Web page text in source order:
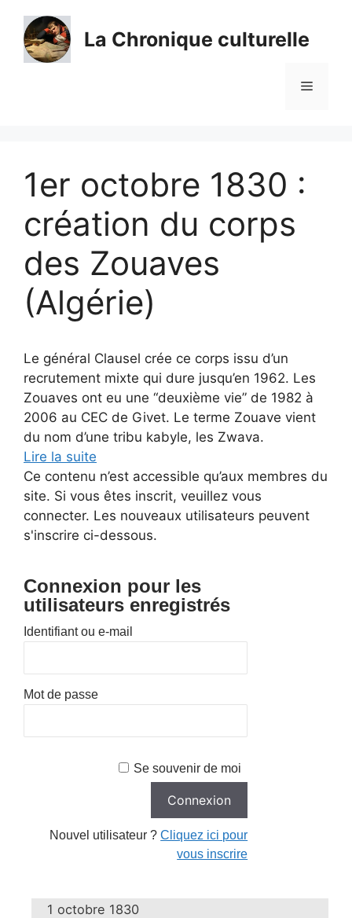
contenu
La Chronique culturelle
Menu
1er octobre 1830 :
création du corps
des Zouaves
(Algérie)
Le général Clausel crée ce corps issu d’un
recrutement mixte qui dure jusqu’en 1962. Les
Zouaves ont eu une “deuxième vie” de 1982 à
2006 au CEC de Givet. Le terme Zouave vient
du nom d’une tribu kabyle, les Zwava.
Lire la suite
Ce contenu n’est accessible qu’aux membres du
site. Si vous êtes inscrit, veuillez vous
connecter. Les nouveaux utilisateurs peuvent
s'inscrire ci-dessous.
Connexion pour les
utilisateurs enregistrés
Identifiant ou e-mail
Mot de passe
Se souvenir de moi
Nouvel utilisateur ?Cliquez ici pour
vous inscrire
1 octobre 1830